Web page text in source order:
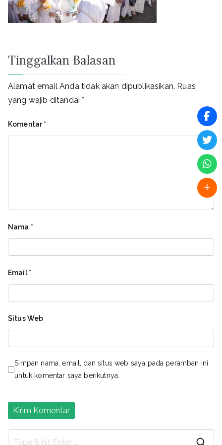
Tinggalkan Balasan
Alamat email Anda tidak akan dipublikasikan. Ruas
yang wajib ditandai*
Komentar*
Nama *
Email*
Situs Web
Simpan nama, email, dan situs web saya pada peramban ini
untuk komentar saya berikutnya.